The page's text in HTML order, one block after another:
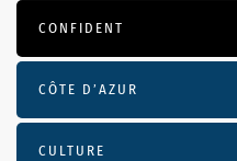
CONFIDENT
CÔTE D’AZUR
CULTURE